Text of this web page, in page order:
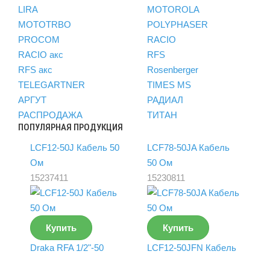
LIRA
MOTOROLA
MOTOTRBO
POLYPHASER
PROCOM
RACIO
RACIO акс
RFS
RFS акс
Rosenberger
TELEGARTNER
TIMES MS
АРГУТ
РАДИАЛ
РАСПРОДАЖА
ТИТАН
ПОПУЛЯРНАЯ ПРОДУКЦИЯ
LCF12-50J Кабель 50
Ом
15237411
Купить
LCF78-50JA Кабель
50 Ом
15230811
Купить
Draka RFA 1/2"-50
LCF12-50JFN Кабель